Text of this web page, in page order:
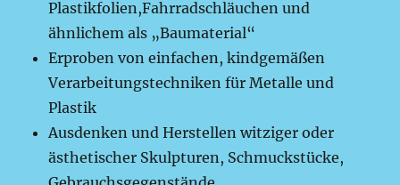
Plastikfolien,Fahrradschläuchen und
ähnlichem als „Baumaterial“
Erproben von einfachen, kindgemäßen
Verarbeitungstechniken für Metalle und
Plastik
Ausdenken und Herstellen witziger oder
ästhetischer Skulpturen, Schmuckstücke,